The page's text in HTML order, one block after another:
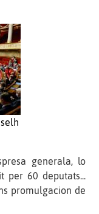
generala, lo
per 60 deputats...
promulgacion de